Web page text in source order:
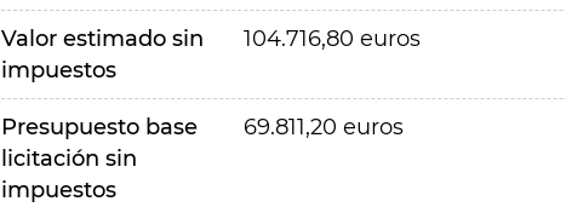
Valor estimado sin
impuestos
104.716,80 euros
Presupuesto base
licitación sin
impuestos
69.811,20 euros